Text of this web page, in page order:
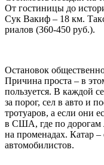
От гостиницы до
Сук Вакиф – 18 км.
риалов (360-450 руб.).
Остановок
Причина проста – в
пользуется. В каждой
за порог, сел в авто и
тротуаров, а если они
в США, где по дорогам
на променадах. Катар –
автомобилистов.